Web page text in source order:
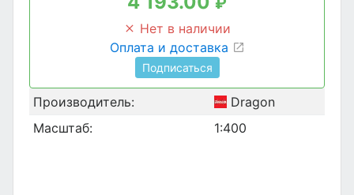
Нет в наличии
Оплата и доставка
Подписаться
Производитель:
Dragon
Масштаб:
1:400